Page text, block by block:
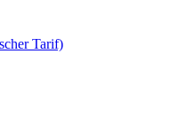
Tarif)